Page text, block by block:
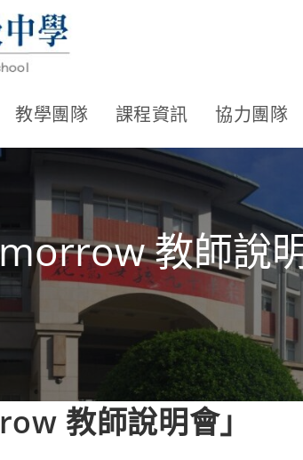
教學團隊 課程資訊 協力團隊
教師說
教師說明會」